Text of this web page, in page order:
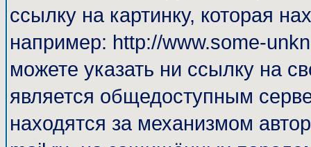
ссылку на картинку, которая
например: http://www.some-
можете указать ни ссылку на
является общедоступным
находятся за механизмом